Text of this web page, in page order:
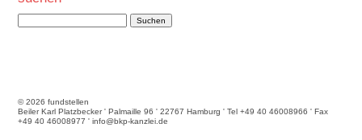
© 2026 fundstellen
Beiler Karl Platzbecker ' Palmaille 96 ' 22767 Hamburg ' Tel +49 40 46008966 ' Fax
+49 40 46008977 ' info@bkp-kanzlei.de